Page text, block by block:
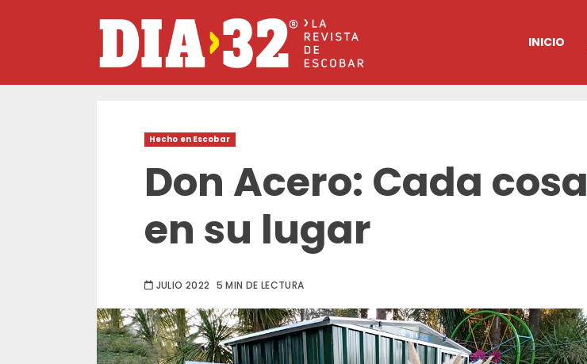
INICIO
Hecho en Escobar
Don Acero: Cada cosa
en su lugar
JULIO 2022 5 MIN DE LECTURA